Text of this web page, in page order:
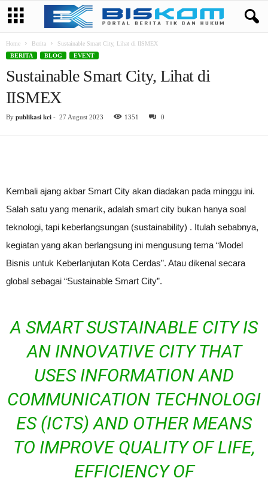
Home Berita
Sustainable Smart City, Lihat di IISMEX
BERITA
BLOG EVENT
Sustainable Smart City, Lihat di
IISMEX
By publikasi kci - 27 August 2023 1351 0
Kembali ajang akbar Smart City akan diadakan pada minggu ini.
Salah satu yang menarik, adalah smart city bukan hanya soal
teknologi, tapi keberlangsungan (sustainability) . Itulah sebabnya,
kegiatan yang akan berlangsung ini mengusung tema “Model
Bisnis untuk Keberlanjutan Kota Cerdas”. Atau dikenal secara
global sebagai “Sustainable Smart City”.
A SMART SUSTAINABLE CITY IS
AN INNOVATIVE CITY THAT
USES INFORMATION AND
COMMUNICATION TECHNOLOGI
ES (ICTS) AND OTHER MEANS
TO IMPROVE QUALITY OF LIFE,
EFFICIENCY OF